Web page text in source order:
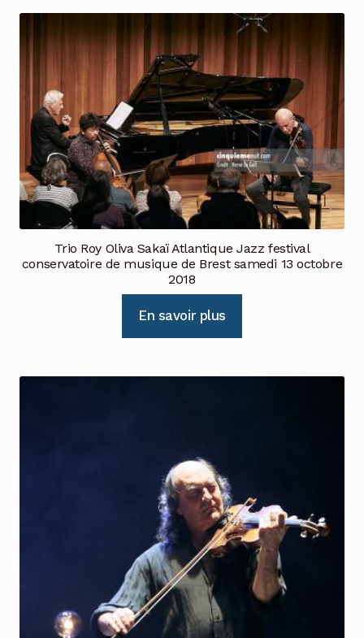
Trio Roy Oliva Sakaï Atlantique Jazz festival
conservatoire de musique de Brest samedi 13 octobre
2018
En savoir plus